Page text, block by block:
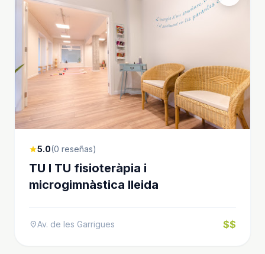
star5.0(0 reseñas)
TU I TU fisioteràpia i
microgimnàstica lleida
location_onAv. de les Garrigues $$